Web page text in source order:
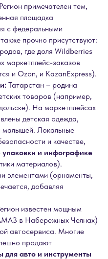
примечателен тем,
площадка
с федеральными
прочно присутствуют:
где доля Wildberries
маркетплейс-заказов
и Ozon, и KazanExpress).
Татарстан – родина
товаров (например,
На маркетплейсах
детская одежда,
малышей. Локальные
и качестве,
упаковки и инфографике
материалов).
элементами (орнаменты,
добавляя
известен мощным
в Набережных Челнах)
автосервиса. Многие
продают
для авто и инструменты